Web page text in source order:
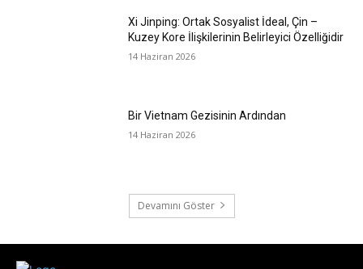
Xi Jinping: Ortak Sosyalist İdeal, Çin –
Kuzey Kore İlişkilerinin Belirleyici Özelliğidir
14 Haziran 2026
Bir Vietnam Gezisinin Ardından
14 Haziran 2026
Devamını Göster